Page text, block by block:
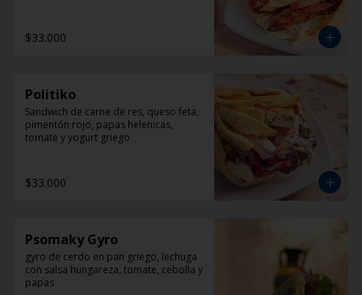
$33.000
Politiko
Sandwich de carne de res, queso feta,
pimentón rojo, papas helenicas,
tomate y yogurt griego
$33.000
Psomaky Gyro
gyro de cerdo en pan griego, lechuga
con salsa hungareza, tomate, cebolla y
papas